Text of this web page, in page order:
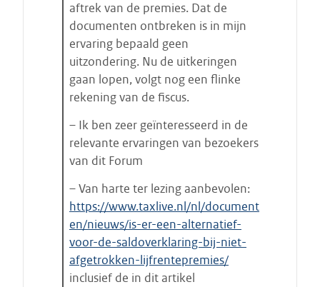
aftrek van de premies. Dat de
documenten ontbreken is in mijn
ervaring bepaald geen
uitzondering. Nu de uitkeringen
gaan lopen, volgt nog een flinke
rekening van de fiscus.
– Ik ben zeer geïnteresseerd in de
relevante ervaringen van bezoekers
van dit Forum
– Van harte ter lezing aanbevolen:
https://www.taxlive.nl/nl/document
en/nieuws/is-er-een-alternatief-
voor-de-saldoverklaring-bij-niet-
afgetrokken-lijfrentepremies/
inclusief de in dit artikel